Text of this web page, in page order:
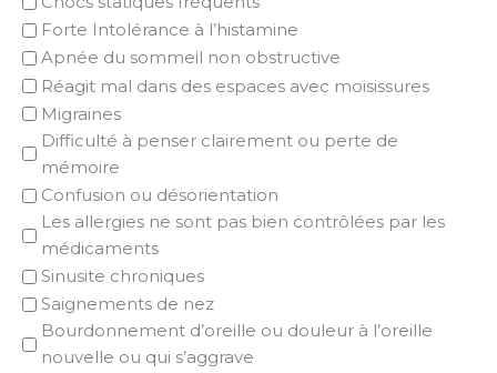
Forte Intolérance à l’histamine
Apnée du sommeil non obstructive
Réagit mal dans des espaces avec moisissures
Migraines
Difficulté à penser clairement ou perte de
mémoire
Confusion ou désorientation
Les allergies ne sont pas bien contrôlées par les
médicaments
Sinusite chroniques
Saignements de nez
Bourdonnement d’oreille ou douleur à l’oreille
nouvelle ou qui s’aggrave